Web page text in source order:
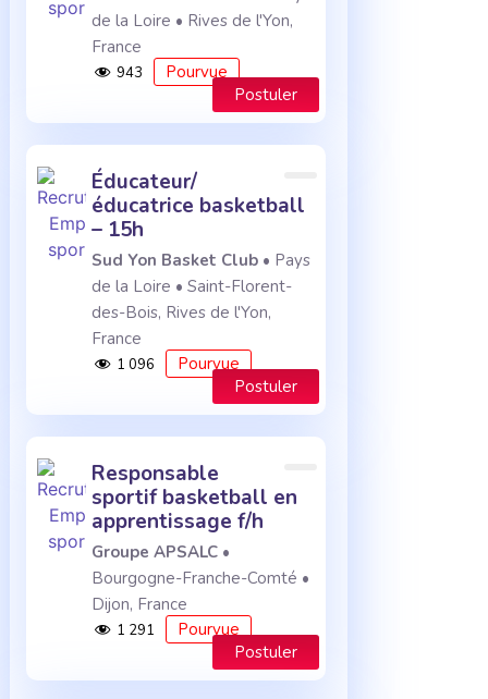
de la Loire • Rives de l'Yon,
France
943
Pourvue
Postuler
éducateur/
éducatrice basketball
– 15h
Sud Yon Basket Club • Pays
de la Loire • Saint-Florent-
des-Bois, Rives de l'Yon,
France
1 096
Pourvue
Postuler
responsable
sportif basketball en
apprentissage f/h
Groupe APSALC •
Bourgogne-Franche-Comté •
Dijon, France
1 291
Pourvue
Postuler